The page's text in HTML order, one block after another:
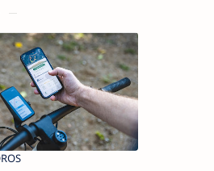
el
a
las